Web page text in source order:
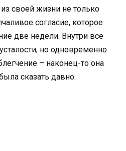
своей жизни не только
согласие, которое
две недели. Внутри всё
но одновременно
– наконец-то она
сказать давно.